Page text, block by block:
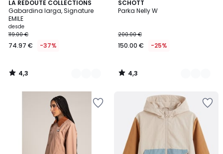
LA REDOUTE COLLECTIONS
Gabardina larga, Signature
EMILE
desde
119.00 €
74.97 € -37%
4,3
/ 5
4
Colores
4,3
/
SCHOTT
Parka Nelly W
200.00 €
150.00 € -25%
4,3
/ 5
2
Colores
4,3
/